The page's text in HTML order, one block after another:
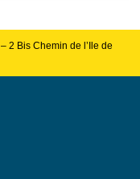
2 Bis Chemin de l’Ile de